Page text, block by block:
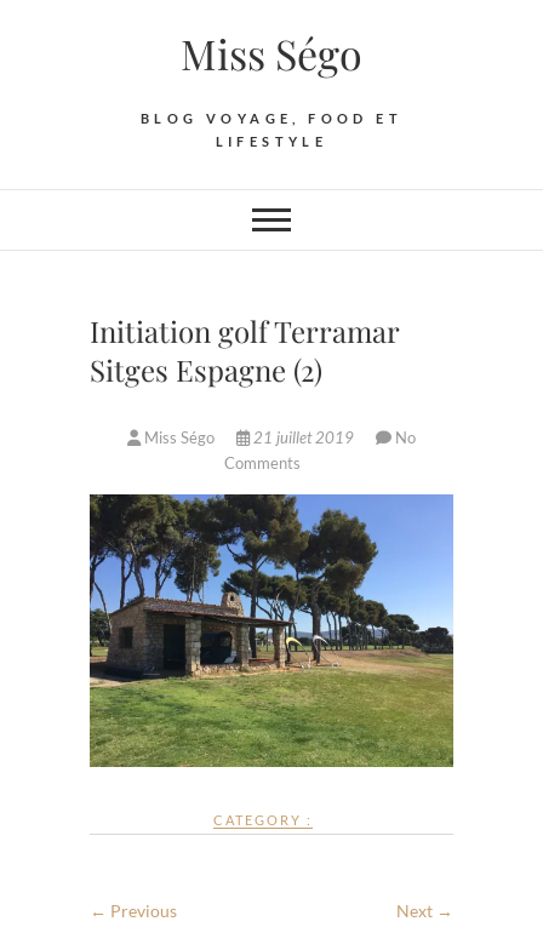
Miss Ségo
BLOG VOYAGE, FOOD ET
LIFESTYLE
Initiation golf Terramar
Sitges Espagne (2)
Miss Ségo 21 juillet 2019
No
Comments
CATEGORY :
← Previous Next →